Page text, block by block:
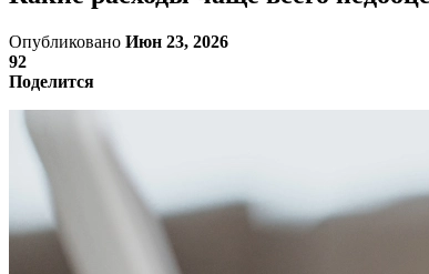
Опубликовано Июн 23, 2026
92
Поделится